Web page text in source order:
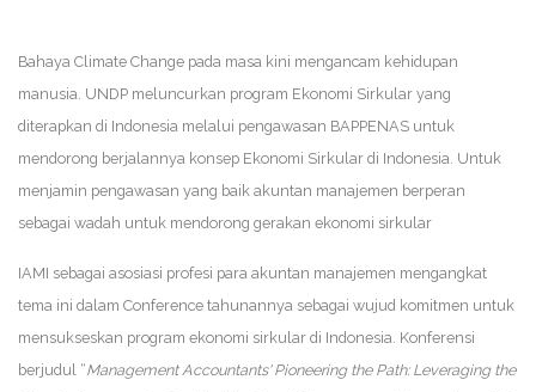
Bahaya Climate Change pada masa kini mengancam kehidupan
manusia. UNDP meluncurkan program Ekonomi Sirkular yang
diterapkan di Indonesia melalui pengawasan BAPPENAS untuk
mendorong berjalannya konsep Ekonomi Sirkular di Indonesia. Untuk
menjamin pengawasan yang baik akuntan manajemen berperan
sebagai wadah untuk mendorong gerakan ekonomi sirkular
IAMI sebagai asosiasi profesi para akuntan manajemen mengangkat
tema ini dalam Conference tahunannya sebagai wujud komitmen untuk
mensukseskan program ekonomi sirkular di Indonesia. Konferensi
berjudul “Management Accountants' Pioneering the Path: Leveraging the